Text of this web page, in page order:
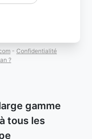
- Confidentialité
?
gamme
tous les